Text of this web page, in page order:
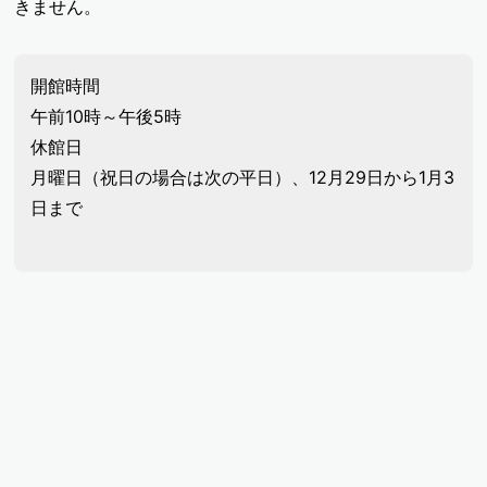
きません。
開館時間
午前10時～午後5時
休館日
月曜日（祝日の場合は次の平日）、12月29日から1月3
日まで